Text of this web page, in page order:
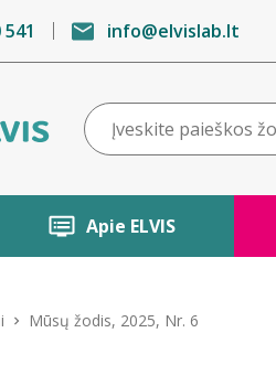
info@elvislab.lt
Apie ELVIS
Mūsų žodis, 2025, Nr. 6